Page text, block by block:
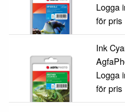
Logga
för pris
Ink
Logga
för pris